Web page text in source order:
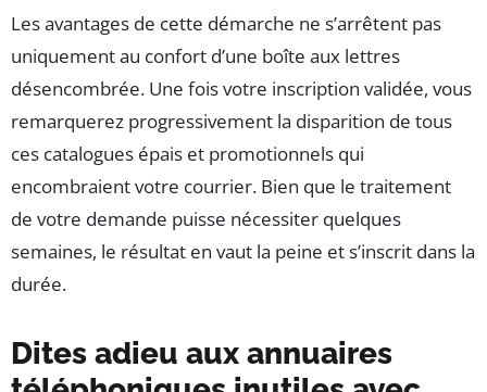
Les avantages de cette démarche ne s’arrêtent pas
uniquement au confort d’une boîte aux lettres
désencombrée. Une fois votre inscription validée, vous
remarquerez progressivement la disparition de tous
ces catalogues épais et promotionnels qui
encombraient votre courrier. Bien que le traitement
de votre demande puisse nécessiter quelques
semaines, le résultat en vaut la peine et s’inscrit dans la
durée.
Dites adieu aux annuaires